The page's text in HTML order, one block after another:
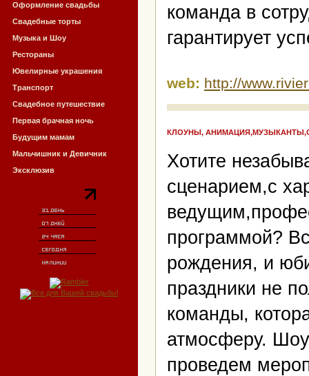
Оформление свадьбы
Свадебные торты
Музыка и Шоу
Рестораны
Ювелирные украшения
Транспорт
Свадебное путешествие
Первая брачная ночь
Будущим мамам
Мальчишник и Девичник
Эксклюзив
команда в
гарантирует
web: http://
КЛОУНЫ,
Хотите
сценарием,с
программой?
рождения, и
праздники не
команды,
атмосферу.
проведем